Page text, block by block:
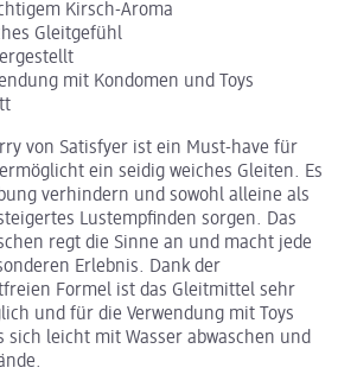
Kirsch-Aroma
Gleitgefühl
mit Kondomen und Toys
von Satisfyer ist ein Must-have für
ein seidig weiches Gleiten. Es
verhindern und sowohl alleine als
Lustempfinden sorgen. Das
regt die Sinne an und macht jede
Erlebnis. Dank der
Formel ist das Gleitmittel sehr
und für die Verwendung mit Toys
sich leicht mit Wasser abwaschen und